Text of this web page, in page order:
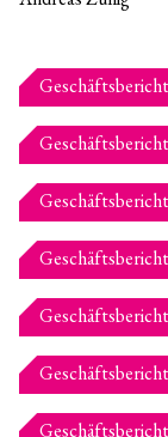
Offene Stellen
Chefdirigent
Musiker*innen
Dabei sein
Verein
Perkussions-
Partner und